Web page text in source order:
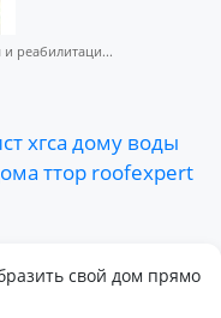
реабилитаци...
хгса дому воды
ттор roofexpert
свой дом прямо